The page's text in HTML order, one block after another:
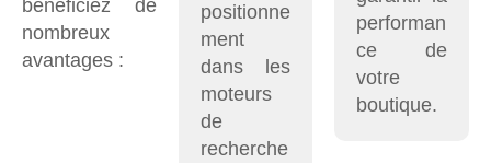
bénéficiez de
nombreux
avantages :
positionne
ment
dans les
moteurs
de
recherche
performan
ce de
votre
boutique.